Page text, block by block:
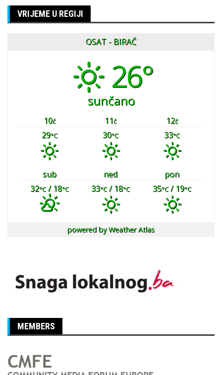
VRIJEME U REGIJI
OSAT - BIRAČ
26°
sunčano
10č 11č 12č
29°C 30°C 33°C
sub ned
pon
32°C/ 18°C 33°C/ 18°C 35°C/ 19°C
powered byWeather Atlas
MEMBERS